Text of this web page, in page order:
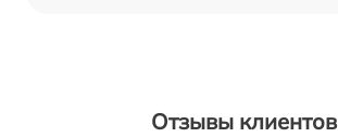
Отзывы клиентов